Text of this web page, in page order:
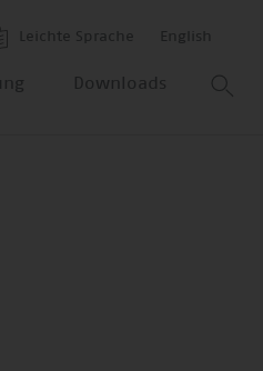
Leichte Sprache English
Downloads